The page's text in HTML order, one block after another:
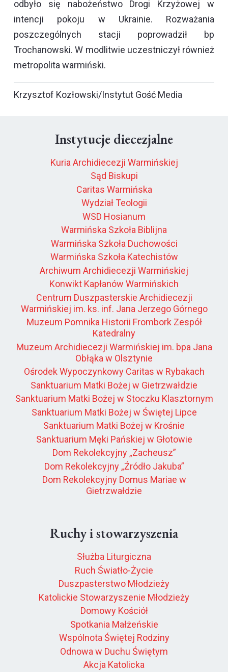
odbyło się nabożeństwo Drogi Krzyżowej w
intencji pokoju w Ukrainie. Rozważania
poszczególnych stacji poprowadził bp
Trochanowski. W modlitwie uczestniczył również
metropolita warmiński.
Krzysztof Kozłowski/Instytut Gość Media
Instytucje diecezjalne
Kuria Archidiecezji Warmińskiej
Sąd Biskupi
Caritas Warmińska
Wydział Teologii
WSD Hosianum
Warmińska Szkoła Biblijna
Warmińska Szkoła Duchowości
Warmińska Szkoła Katechistów
Archiwum Archidiecezji Warmińskiej
Konwikt Kapłanów Warmińskich
Centrum Duszpasterskie Archidiecezji
Warmińskiej im. ks. inf. Jana Jerzego Górnego
Muzeum Pomnika Historii Frombork Zespół
Katedralny
Muzeum Archidiecezji Warmińskiej im. bpa Jana
Obłąka w Olsztynie
Ośrodek Wypoczynkowy Caritas w Rybakach
Sanktuarium Matki Bożej w Gietrzwałdzie
Sanktuarium Matki Bożej w Stoczku Klasztornym
Sanktuarium Matki Bożej w Świętej Lipce
Sanktuarium Matki Bożej w Krośnie
Sanktuarium Męki Pańskiej w Głotowie
Dom Rekolekcyjny „Zacheusz”
Dom Rekolekcyjny „Źródło Jakuba”
Dom Rekolekcyjny Domus Mariae w
Gietrzwałdzie
Ruchy i stowarzyszenia
Służba Liturgiczna
Ruch Światło-Życie
Duszpasterstwo Młodzieży
Katolickie Stowarzyszenie Młodzieży
Domowy Kościół
Spotkania Małżeńskie
Wspólnota Świętej Rodziny
Odnowa w Duchu Świętym
Akcja Katolicka